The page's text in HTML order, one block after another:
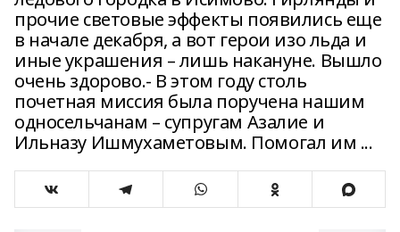
прочие световые эффекты появились еще
в начале декабря, а вот герои изо льда и
иные украшения – лишь накануне. Вышло
очень здорово.- В этом году столь
почетная миссия была поручена нашим
односельчанам – супругам Азалие и
Ильназу Ишмухаметовым. Помогал им ...